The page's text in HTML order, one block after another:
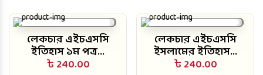
লেকচার এইচএসসি
ইতিহাস ১ম পত্র...
৳ 240.00
লেকচার এইচএসসি
ইসলামের ইতিহাস...
৳ 240.00